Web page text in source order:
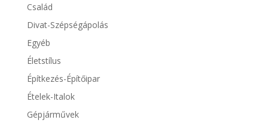
Család
Divat-Szépségápolás
Egyéb
Életstílus
Építkezés-Építőipar
Ételek-Italok
Gépjárművek